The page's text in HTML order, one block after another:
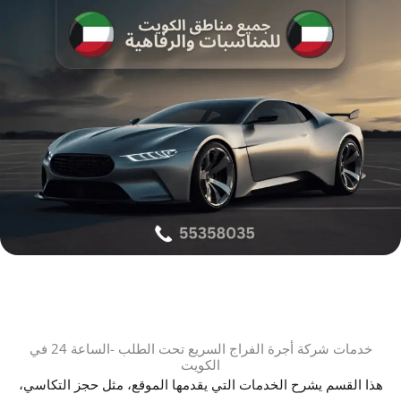
خدمات شركة أجرة الفراج السريع تحت الطلب -الساعة 24 في
الكويت
هذا القسم يشرح الخدمات التي يقدمها الموقع، مثل حجز التكاسي،